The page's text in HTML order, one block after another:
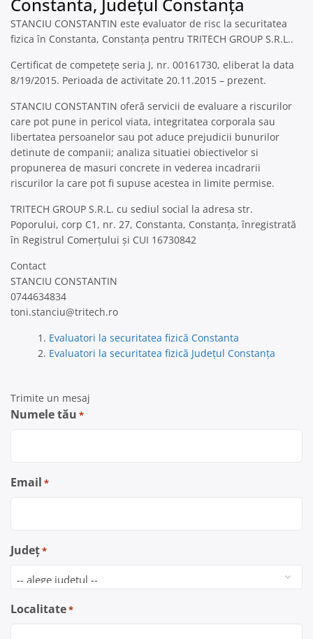
STANCIU CONSTANTIN este evaluator de risc la securitatea
fizica în Constanta, Constanța pentru TRITECH GROUP S.R.L..
Certificat de competețe seria J, nr. 00161730, eliberat la data
8/19/2015. Perioada de activitate 20.11.2015 – prezent.
STANCIU CONSTANTIN oferă servicii de evaluare a riscurilor
care pot pune in pericol viata, integritatea corporala sau
libertatea persoanelor sau pot aduce prejudicii bunurilor
detinute de companii; analiza situatiei obiectivelor si
propunerea de masuri concrete in vederea incadrarii
riscurilor la care pot fi supuse acestea in limite permise.
TRITECH GROUP S.R.L. cu sediul social la adresa str.
Poporului, corp C1, nr. 27, Constanta, Constanța, înregistrată
în Registrul Comerțului și CUI 16730842
Contact
STANCIU CONSTANTIN
0744634834
toni.stanciu@tritech.ro
Evaluatori la securitatea fizică Constanta
Evaluatori la securitatea fizică Județul Constanța
Trimite un mesaj
Numele tău *
Email *
Județ*
Localitate*